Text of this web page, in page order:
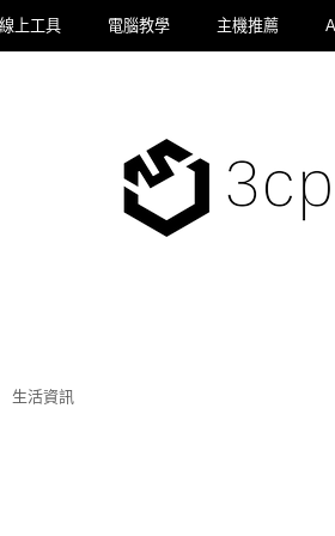
線上工具 電腦教學 主機推薦
生活資訊